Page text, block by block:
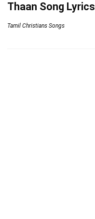
Thaan Song Lyrics
Tamil Christians Songs